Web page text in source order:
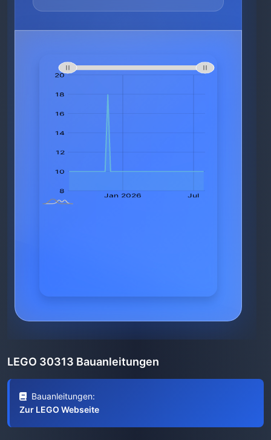
LEGO 30313 Bauanleitungen
Bauanleitungen:
Zur LEGO Webseite